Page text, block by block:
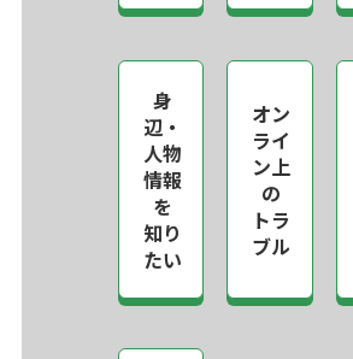
身
辺・
人物
情報
を
知り
たい
オン
ライ
ン上
の
トラ
ブル